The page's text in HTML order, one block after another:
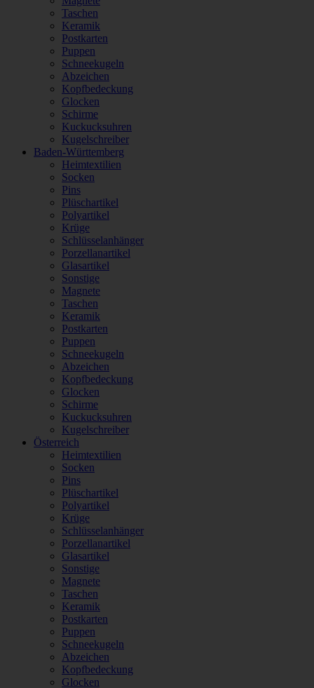
Taschen
Keramik
Postkarten
Puppen
Schneekugeln
Abzeichen
Kopfbedeckung
Glocken
Schirme
Kuckucksuhren
Kugelschreiber
Baden-Württemberg
Heimtextilien
Socken
Pins
Plüschartikel
Polyartikel
Krüge
Schlüsselanhänger
Porzellanartikel
Glasartikel
Sonstige
Magnete
Taschen
Keramik
Postkarten
Puppen
Schneekugeln
Abzeichen
Kopfbedeckung
Glocken
Schirme
Kuckucksuhren
Kugelschreiber
Österreich
Heimtextilien
Socken
Pins
Plüschartikel
Polyartikel
Krüge
Schlüsselanhänger
Porzellanartikel
Glasartikel
Sonstige
Magnete
Taschen
Keramik
Postkarten
Puppen
Schneekugeln
Abzeichen
Kopfbedeckung
Glocken